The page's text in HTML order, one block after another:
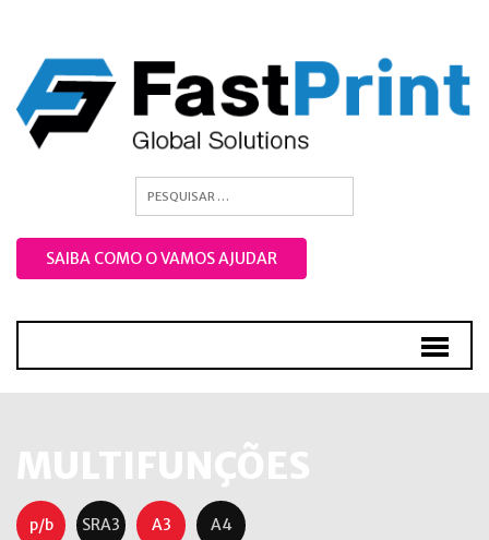
SAIBA COMO O VAMOS AJUDAR
MULTIFUNÇÕES
p/b SRA3 A3 A4